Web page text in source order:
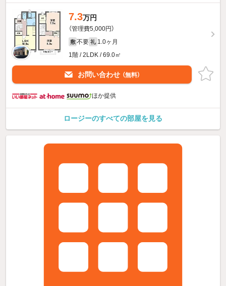
7.3万円
（管理費5,000円）
敷 不要 礼 1.0ヶ月
1階 / 2LDK / 69.0㎡
お問い合わせ （無料）
ほか提供
ロージーのすべての部屋を見る